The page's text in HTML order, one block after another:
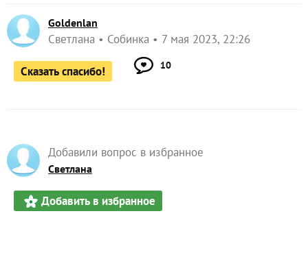
Goldenlan
Светлана Собинка 7 мая 2023, 22:26
Сказать спасибо! 10
Добавили вопрос в избранное
Светлана
Добавить в избранное